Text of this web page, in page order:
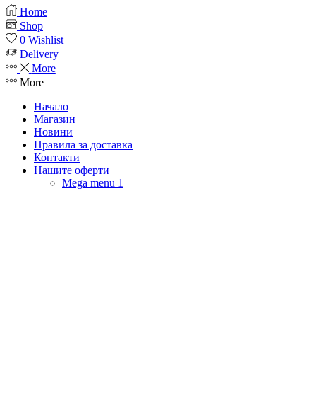
Home
Shop
0 Wishlist
Delivery
More
More
Начало
Магазин
Новини
Правила за доставка
Контакти
Нашите оферти
Mega menu 1